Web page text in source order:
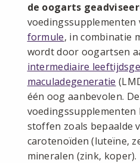
de oogarts
formule, in combinatie
wordt door oogartsen
intermediaire
maculadegeneratie
één oog aanbevolen.
stoffen zoals bepaalde
carotenoïden (luteïne,
mineralen (zink, koper).